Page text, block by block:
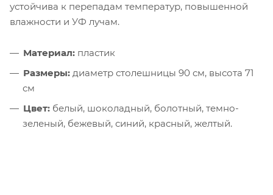
устойчива к перепадам температур, повышенной
влажности и УФ лучам.
Материал: пластик
Размеры: диаметр столешницы 90 см, высота 71
см
Цвет: белый, шоколадный, болотный, темно-
зеленый, бежевый, синий, красный, желтый.